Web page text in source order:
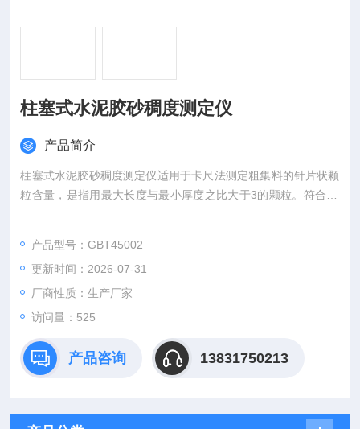
柱塞式水泥胶砂稠度测定仪
产品简介
柱塞式水泥胶砂稠度测定仪适用于卡尺法测定粗集料的针片状颗
粒含量，是指用最大长度与最小厚度之比大于3的颗粒。符合JT
G3432-2024《公路工程集料试验规程》中T0312-2005粗集料针
产品型号：GBT45002
更新时间：2026-07-31
厂商性质：生产厂家
访问量：525
产品咨询 13831750213